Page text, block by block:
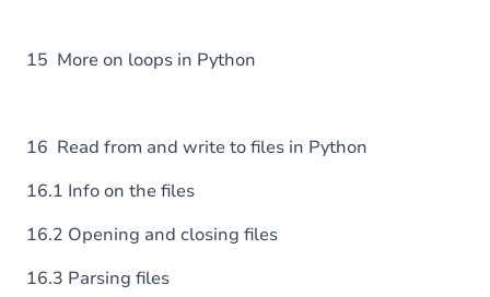
15 More on loops in Python
16 Read from and write to files in Python
16.1 Info on the files
16.2 Opening and closing files
16.3 Parsing files